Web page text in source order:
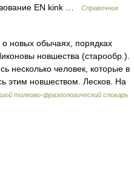
EN kink …
Справочник
новых обычаях, порядках
новшества (старообр.).
несколько человек, которые в
этим новшеством. Лесков. На
толково-фразеологический словарь